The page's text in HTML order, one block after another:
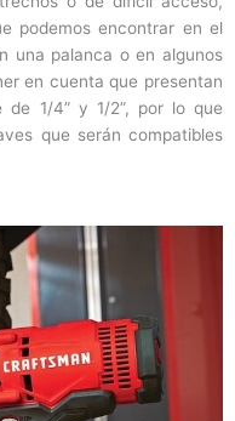
podemos encontrar en el
una palanca o en algunos
en cuenta que presentan
de 1/4” y 1/2”, por lo que
que serán compatibles